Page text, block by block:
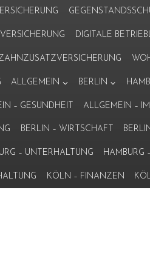
DIGITALE
ALLGEMEIN BERLIN
– GESUNDHEIT ALLGEMEIN –
BERLIN – WIRTSCHAFT
– UNTERHALTUNG HAMBURG
KÖLN – FINANZEN